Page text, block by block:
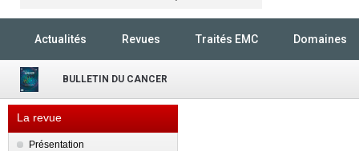
Actualités Revues Traités EMC Domaines
BULLETIN DU CANCER
La revue
Présentation